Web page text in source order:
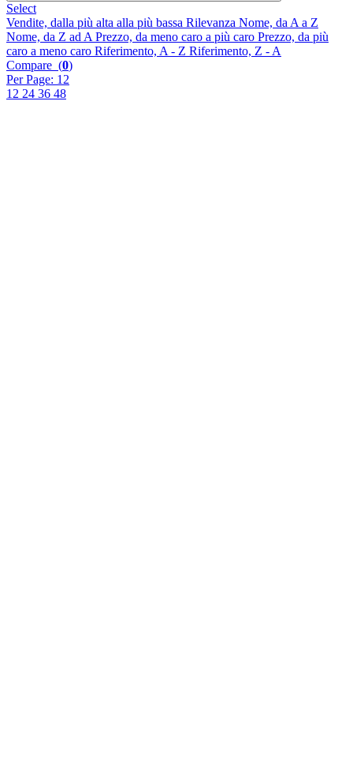
Select
Vendite, dalla più alta alla più bassa Rilevanza Nome, da A a Z
Nome, da Z ad A Prezzo, da meno caro a più caro Prezzo, da più
caro a meno caro Riferimento, A - Z Riferimento, Z - A
Compare (0)
Per Page: 12
12 24 36 48